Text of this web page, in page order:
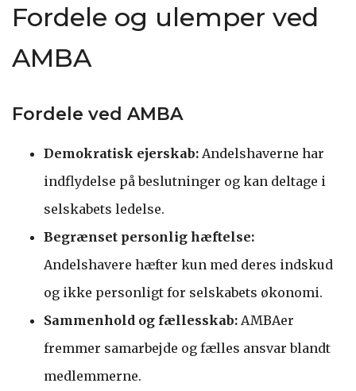
Fordele og ulemper ved
AMBA
Fordele ved AMBA
Demokratisk ejerskab: Andelshaverne har
indflydelse på beslutninger og kan deltage i
selskabets ledelse.
Begrænset personlig hæftelse:
Andelshavere hæfter kun med deres indskud
og ikke personligt for selskabets økonomi.
Sammenhold og fællesskab: AMBAer
fremmer samarbejde og fælles ansvar blandt
medlemmerne.